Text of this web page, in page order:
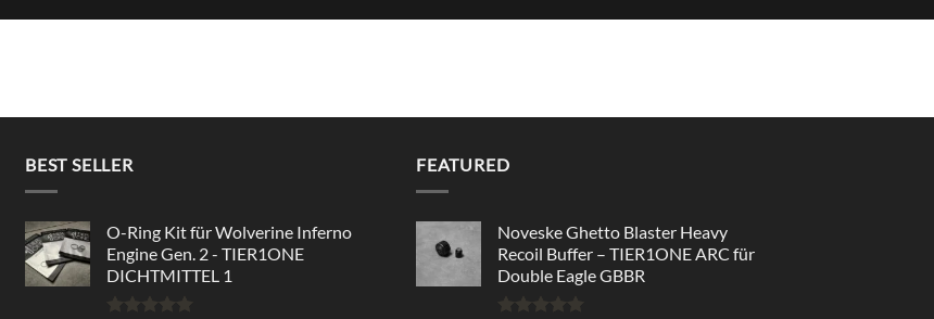
BEST SELLER
O-Ring Kit für Wolverine Inferno
Engine Gen. 2 - TIER1ONE
DICHTMITTEL 1
FEATURED
Noveske Ghetto Blaster Heavy
Recoil Buffer – TIER1ONE ARC für
Double Eagle GBBR